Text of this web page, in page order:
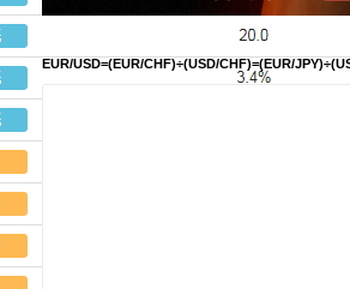
EUR/USD=(EUR/CHF)÷(USD/CHF)=(EUR/